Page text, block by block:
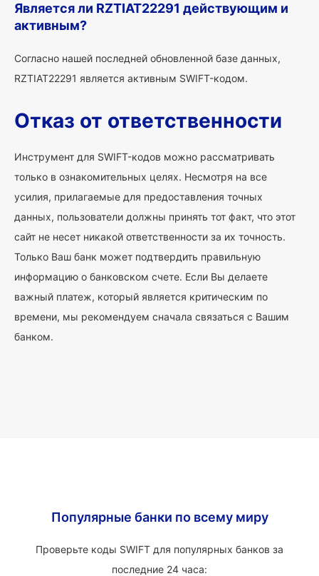
Является ли RZTIAT22291 действующим и
активным?
Согласно нашей последней обновленной базе данных,
RZTIAT22291 является активным SWIFT-кодом.
Отказ от ответственности
Инструмент для SWIFT-кодов можно рассматривать
только в ознакомительных целях. Несмотря на все
усилия, прилагаемые для предоставления точных
данных, пользователи должны принять тот факт, что этот
сайт не несет никакой ответственности за их точность.
Только Ваш банк может подтвердить правильную
информацию о банковском счете. Если Вы делаете
важный платеж, который является критическим по
времени, мы рекомендуем сначала связаться с Вашим
банком.
Популярные банки по всему миру
Проверьте коды SWIFT для популярных банков за
последние 24 часа: